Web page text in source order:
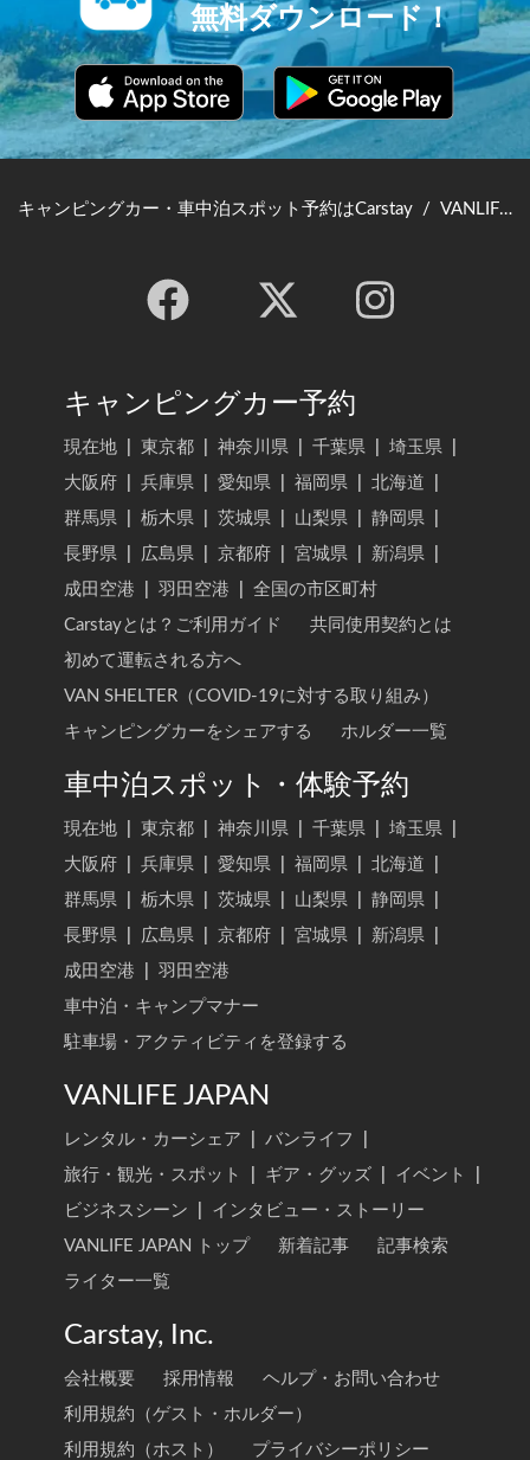
無料ダウンロード！
キャンピングカー・車中泊スポット予約はCarstay / VANLIFE JAPAN TOP
キャンピングカー予約
現在地 東京都 神奈川県 千葉県 埼玉県
大阪府
兵庫県 愛知県 福岡県 北海道
群馬県
栃木県 茨城県 山梨県 静岡県
長野県
広島県 京都府 宮城県 新潟県
成田空港
羽田空港
全国の市区町村
Carstayとは？ご利用ガイド
共同使用契約とは
初めて運転される方へ
VAN SHELTER（COVID-19に対する取り組み）
キャンピングカーをシェアする
ホルダー一覧
車中泊スポット・体験予約
現在地 東京都 神奈川県 千葉県 埼玉県
大阪府
兵庫県 愛知県 福岡県 北海道
群馬県
栃木県 茨城県 山梨県 静岡県
長野県
広島県 京都府 宮城県 新潟県
成田空港
羽田空港
車中泊・キャンプマナー
駐車場・アクティビティを登録する
VANLIFE JAPAN
レンタル・カーシェア バンライフ
旅行・観光・スポット
ギア・グッズ イベント
ビジネスシーン
インタビュー・ストーリー
VANLIFE JAPAN トップ
新着記事
記事検索
ライター一覧
Carstay, Inc.
会社概要 採用情報
ヘルプ・お問い合わせ
利用規約（ゲスト・ホルダー）
利用規約（ホスト）
プライバシーポリシー